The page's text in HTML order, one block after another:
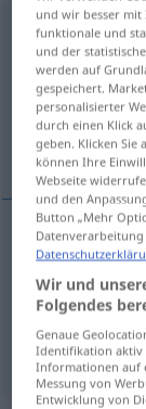
Tagesanbruch m
Übersicht
(Für mehr Details
amanecer,
amanecerm
madrugadaf
und wir besser
funktionale und
und der
werden auf
gespeichert.
personalisierter
durch einen Klick
geben. Klicken Sie
können Ihre
Webseite
und den
Button „Mehr
Wir und
Folgendes
Genaue
Identifikation aktiv
Informationen auf
Messung von
Entwicklung von